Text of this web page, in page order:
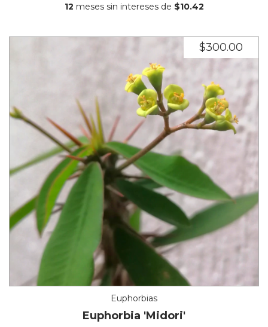
12 meses sin intereses de $10.42
$300.00
Euphorbias
Euphorbia 'Midori'